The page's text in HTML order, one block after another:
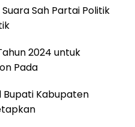
Sah Partai Politik
2024 untuk
Pada
Bupati Kabupaten